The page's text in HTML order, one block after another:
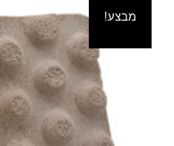
מבצע!